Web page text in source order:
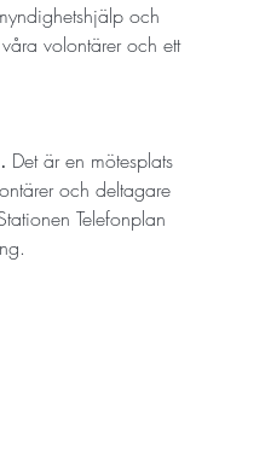
och
volontärer och ett
Det är en mötesplats
och deltagare
Telefonplan